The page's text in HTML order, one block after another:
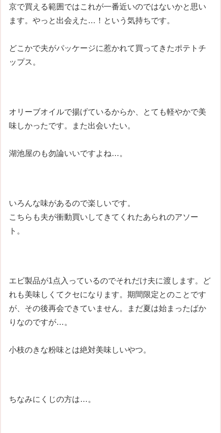
京で買える範囲ではこれが一番近いのではないかと思い
ます。やっと出会えた…！という気持ちです。
どこかで夫がパッケージに惹かれて買ってきたポテトチ
ップス。
オリーブオイルで揚げているからか、とても軽やかで美
味しかったです。また出会いたい。
湖池屋のも勿論いいですよね…。
いろんな味があるので楽しいです。
こちらも夫が衝動買いしてきてくれたあられのアソー
ト。
エビ製品が1点入っているのでそれだけ夫に渡します。ど
れも美味しくてクセになります。期間限定とのことです
が、その後再会できていません。まだ夏は始まったばか
りなのですが…。
小枝のきな粉味とは絶対美味しいやつ。
ちなみにくじの方は…。